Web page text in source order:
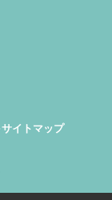
サイトマップ